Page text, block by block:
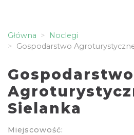
Główna
Noclegi
Gospodarstwo
Gospodarstwo
Sielanka
Miejscowość: